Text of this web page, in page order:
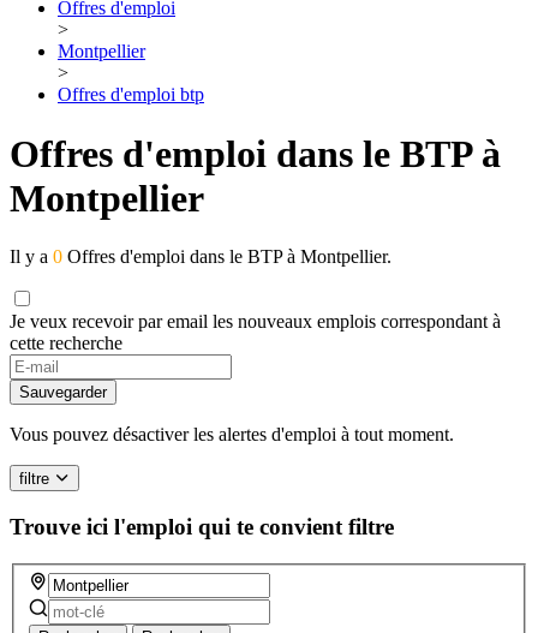
Offres d'emploi
>
Montpellier
>
Offres d'emploi btp
Offres d'emploi dans le BTP à
Montpellier
Il y a 0 Offres d'emploi dans le BTP à Montpellier.
Je veux recevoir par email les nouveaux emplois correspondant à
cette recherche
Sauvegarder
Vous pouvez désactiver les alertes d'emploi à tout moment.
filtre
Trouve ici l'emploi qui te convient filtre